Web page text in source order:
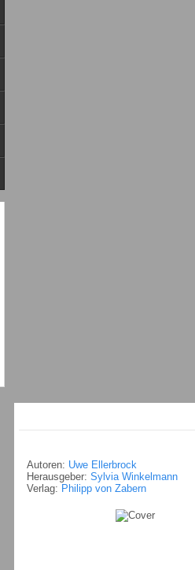
Autoren: Uwe Ellerbrock
Herausgeber: Sylvia Winkelmann
Verlag: Philipp von Zabern